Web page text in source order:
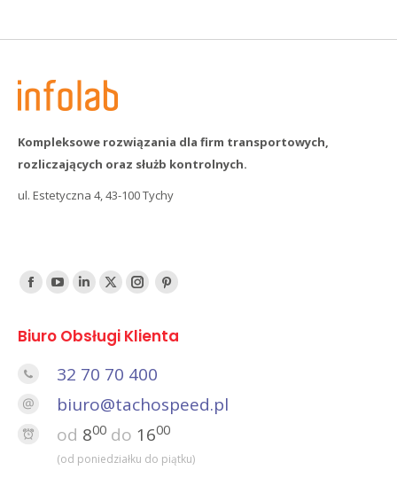
Kompleksowe rozwiązania dla firm transportowych,
rozliczających oraz służb kontrolnych.
ul. Estetyczna 4, 43-100 Tychy
Find us on:
FacebookYouTube
LinkedTwitterInstagramPinterest
Biuro Obsługi Klienta
32 70 70 400
biuro@tachospeed.pl
od 800 do 1600
(od poniedziałku do piątku)